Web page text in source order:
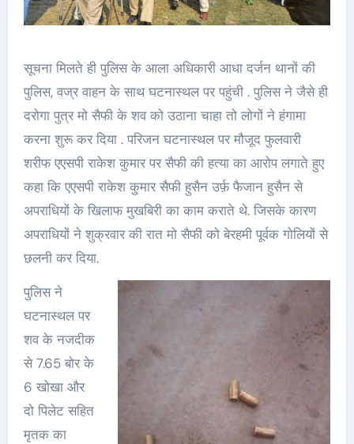
सूचना मिलते ही पुलिस के आला अधिकारी आधा दर्जन थानों की
पुलिस, वज्र वाहन के साथ घटनास्थल पर पहुंची . पुलिस ने जैसे ही
दरोगा पुत्र मो सैफी के शव को उठाना चाहा तो लोगों ने हंगामा
करना शुरू कर दिया . परिजन घटनास्थल पर मौजूद फुलवारी
शरीफ एएसपी राकेश कुमार पर सैफी की हत्या का आरोप लगाते हुए
कहा कि एएसपी राकेश कुमार सैफी हुसैन उर्फ़ फैजान हुसैन से
अपराधियों के खिलाफ मुखबिरी का काम कराते थे. जिसके कारण
अपराधियों ने शुक्रवार की रात मो सैफी को बेरहमी पूर्वक गोलियों से
छलनी कर दिया.
पुलिस ने
घटनास्थल पर
शव के नजदीक
से 7.65 बोर के
6 खोखा और
दो पिलेट सहित
मृतक का